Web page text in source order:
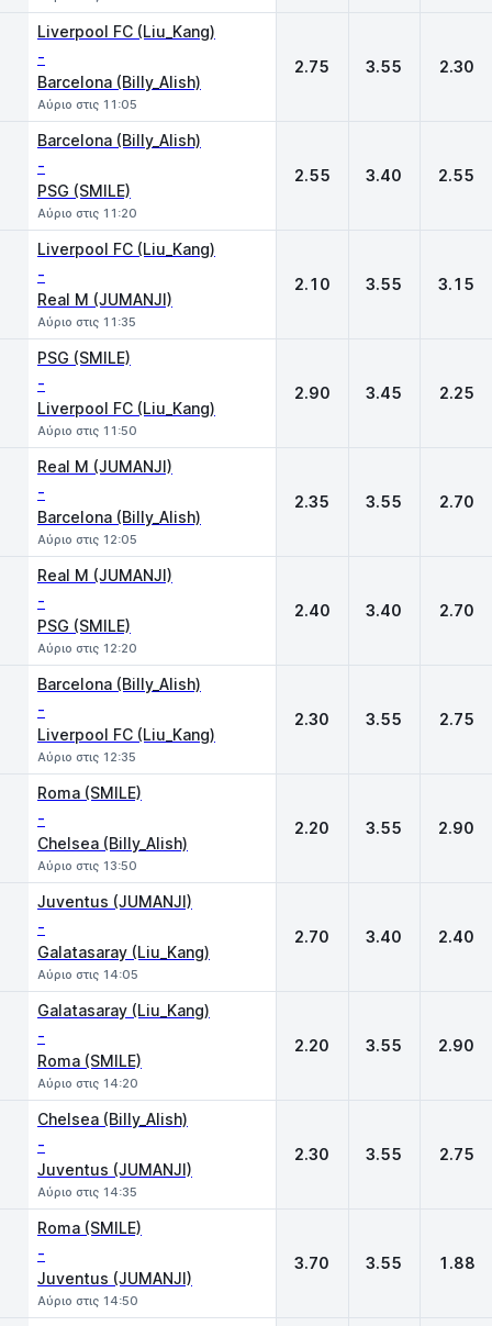
Liverpool FC (Liu_Kang)
-
Barcelona (Billy_Alish)
Αύριο στις 11:05
2.75 3.55 2.30
Barcelona (Billy_Alish)
-
PSG (SMILE)
Αύριο στις 11:20
2.55 3.40 2.55
Liverpool FC (Liu_Kang)
-
Real M (JUMANJI)
Αύριο στις 11:35
2.10 3.55 3.15
PSG (SMILE)
-
Liverpool FC (Liu_Kang)
Αύριο στις 11:50
2.90 3.45 2.25
Real M (JUMANJI)
-
Barcelona (Billy_Alish)
Αύριο στις 12:05
2.35 3.55 2.70
Real M (JUMANJI)
-
PSG (SMILE)
Αύριο στις 12:20
2.40 3.40 2.70
Barcelona (Billy_Alish)
-
Liverpool FC (Liu_Kang)
Αύριο στις 12:35
2.30 3.55 2.75
Roma (SMILE)
-
Chelsea (Billy_Alish)
Αύριο στις 13:50
2.20 3.55 2.90
Juventus (JUMANJI)
-
Galatasaray (Liu_Kang)
Αύριο στις 14:05
2.70 3.40 2.40
Galatasaray (Liu_Kang)
-
Roma (SMILE)
Αύριο στις 14:20
2.20 3.55 2.90
Chelsea (Billy_Alish)
-
Juventus (JUMANJI)
Αύριο στις 14:35
2.30 3.55 2.75
Roma (SMILE)
-
Juventus (JUMANJI)
Αύριο στις 14:50
3.70 3.55 1.88